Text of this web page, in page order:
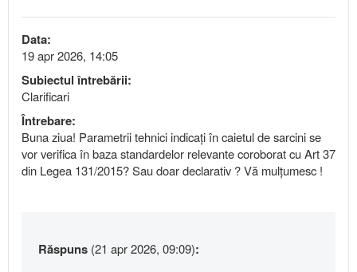
Data:
19 apr 2026, 14:05
Subiectul întrebării:
Clarificari
Întrebare:
Buna ziua! Parametrii tehnici indicați în caietul de sarcini se
vor verifica în baza standardelor relevante coroborat cu Art 37
din Legea 131/2015? Sau doar declarativ ? Vă mulțumesc !
Răspuns (21 apr 2026, 09:09):